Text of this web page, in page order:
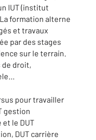
IUT (institut
formation alterne
et travaux
par des stages
sur le terrain.
de droit,
pour travailler
gestion
le DUT
DUT carrière